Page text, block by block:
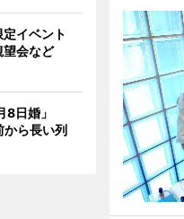
定イベント
望会など
8日婚」
ら長い列